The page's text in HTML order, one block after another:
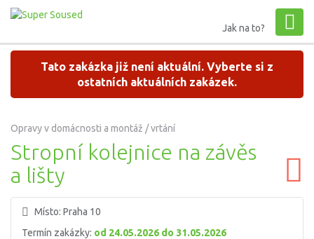
Jak na to?
Tato zakázka již není aktuální. Vyberte si z
ostatních aktuálních zakázek.
Opravy v domácnosti a montáž / vrtání
Stropní kolejnice na závěs
a lišty
Místo: Praha 10
Termín zakázky: od 24.05.2026 do 31.05.2026